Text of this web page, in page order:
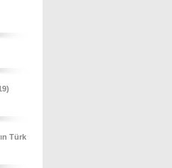
Türk